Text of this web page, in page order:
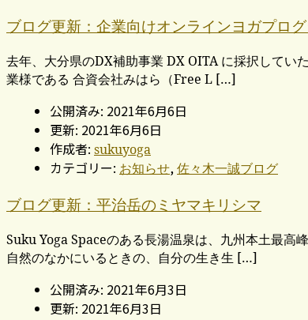
ブログ更新：企業向けオンラインヨガプロ
去年、大分県のDX補助事業 DX OITA に採択してい
業様である 合資会社みはら（Free L […]
公開済み: 2021年6月6日
更新: 2021年6月6日
作成者: sukuyoga
カテゴリー: お知らせ,佐々木一誠ブログ
ブログ更新：平治岳のミヤマキリシマ
Suku Yoga Spaceのある長湯温泉は、九州本土最高
自然のなかにいるときの、自分の生き生 […]
公開済み: 2021年6月3日
更新: 2021年6月3日